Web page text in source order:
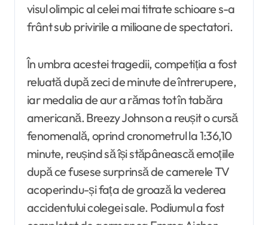
visul olimpic al celei mai titrate schioare s-a
frânt sub privirile a milioane de spectatori.
În umbra acestei tragedii, competiția a fost
reluată după zeci de minute de întrerupere,
iar medalia de aur a rămas tot în tabăra
americană. Breezy Johnson a reușit o cursă
fenomenală, oprind cronometrul la 1:36,10
minute, reușind să își stăpânească emoțiile
după ce fusese surprinsă de camerele TV
acoperindu-și fața de groază la vederea
accidentului colegei sale. Podiumul a fost